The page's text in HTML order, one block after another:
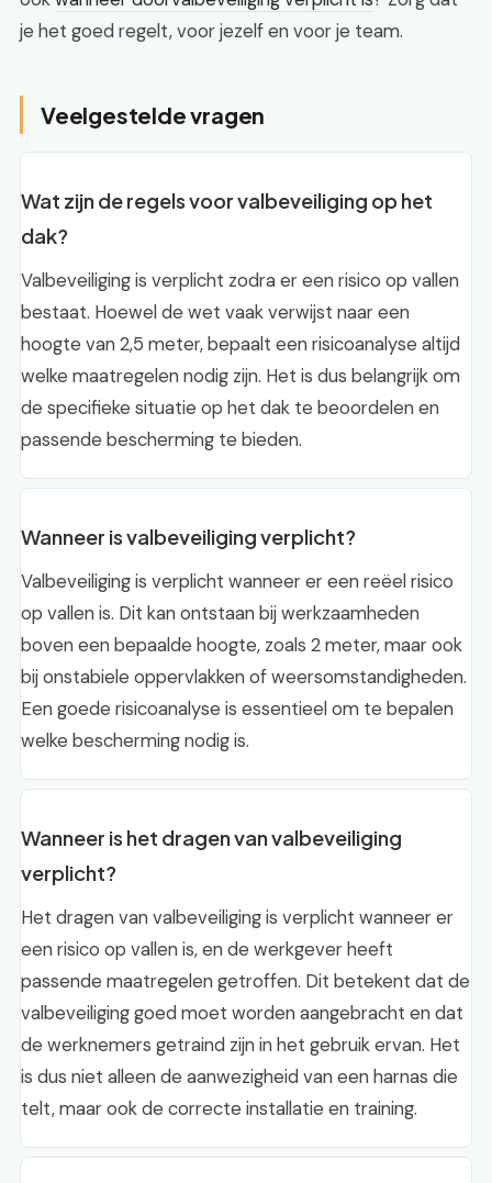
je het goed regelt, voor jezelf en voor je team.
Veelgestelde vragen
Wat zijn de regels voor valbeveiliging op het
dak?
Valbeveiliging is verplicht zodra er een risico op vallen
bestaat. Hoewel de wet vaak verwijst naar een
hoogte van 2,5 meter, bepaalt een risicoanalyse altijd
welke maatregelen nodig zijn. Het is dus belangrijk om
de specifieke situatie op het dak te beoordelen en
passende bescherming te bieden.
Wanneer is valbeveiliging verplicht?
Valbeveiliging is verplicht wanneer er een reëel risico
op vallen is. Dit kan ontstaan bij werkzaamheden
boven een bepaalde hoogte, zoals 2 meter, maar ook
bij onstabiele oppervlakken of weersomstandigheden.
Een goede risicoanalyse is essentieel om te bepalen
welke bescherming nodig is.
Wanneer is het dragen van valbeveiliging
verplicht?
Het dragen van valbeveiliging is verplicht wanneer er
een risico op vallen is, en de werkgever heeft
passende maatregelen getroffen. Dit betekent dat de
valbeveiliging goed moet worden aangebracht en dat
de werknemers getraind zijn in het gebruik ervan. Het
is dus niet alleen de aanwezigheid van een harnas die
telt, maar ook de correcte installatie en training.